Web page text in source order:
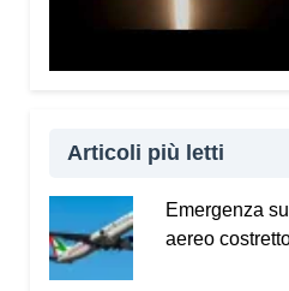
Articoli più letti
Emergenza
aereo